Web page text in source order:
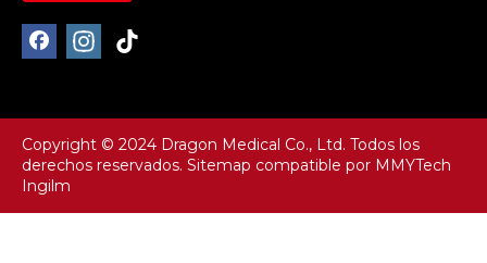
Copyright © 2024 Dragon Medical Co., Ltd. Todos los
derechos reservados. Sitemap compatible por MMYTech
Ingilm